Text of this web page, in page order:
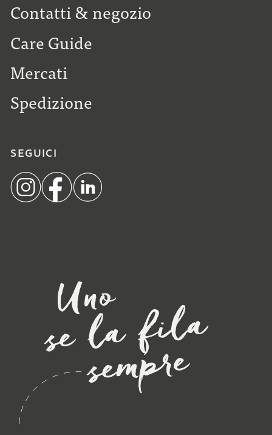
Contatti & negozio
Care Guide
Mercati
Spedizione
SEGUICI